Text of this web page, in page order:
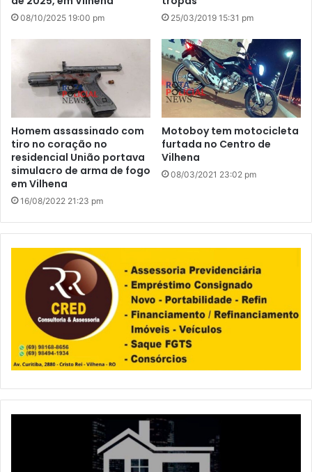
08/10/2025 19:00 pm 25/03/2019 15:31 pm
Homem assassinado com
tiro no coração no
residencial União portava
simulacro de arma de fogo
em Vilhena
16/08/2022 21:23 pm
Motoboy tem motocicleta
furtada no Centro de
Vilhena
08/03/2021 23:02 pm